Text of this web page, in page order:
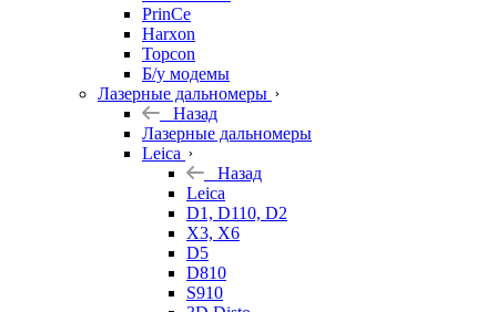
PrinCe
Harxon
Topcon
Б/у модемы
Лазерные дальномеры
Назад
Лазерные дальномеры
Leica
Назад
Leica
D1, D110, D2
X3, X6
D5
D810
S910